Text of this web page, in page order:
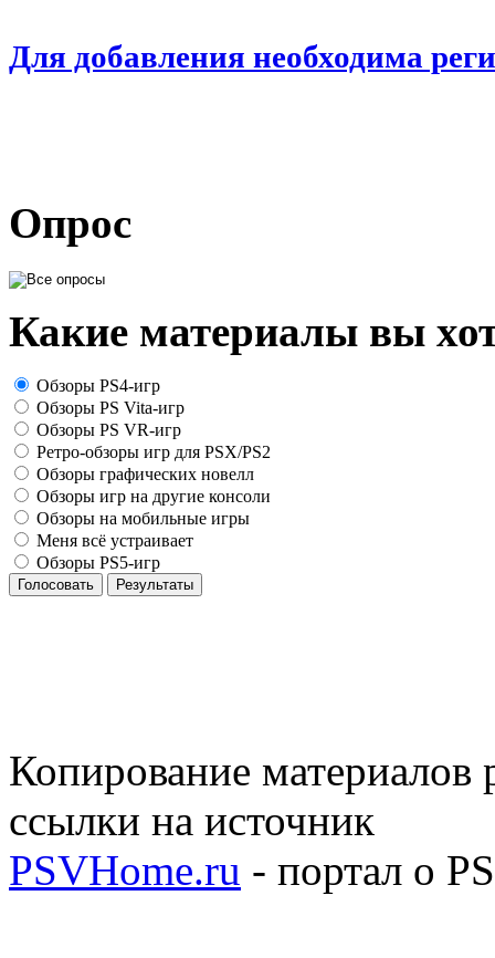
Для добавления необходима
Опрос
Какие материалы вы
Обзоры PS4-игр
Обзоры PS Vita-игр
Обзоры PS VR-игр
Ретро-обзоры игр для PSX/PS2
Обзоры графических новелл
Обзоры игр на другие консоли
Обзоры на мобильные игры
Меня всё устраивает
Обзоры PS5-игр
Голосовать Результаты
Копирование материалов
ссылки на источник
PSVHome.ru - портал о